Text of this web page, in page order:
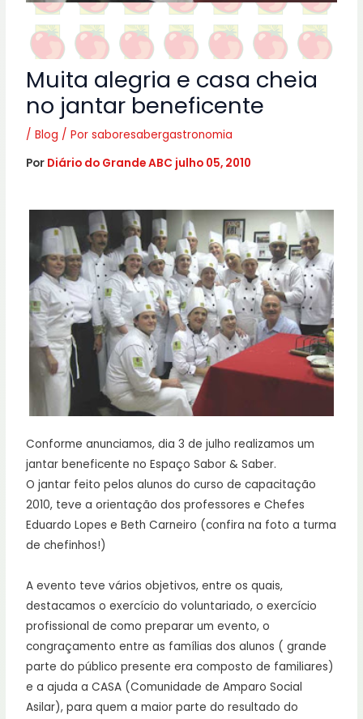
Muita alegria e casa cheia
no jantar beneficente
/Blog / Porsaboresabergastronomia
Por Diário do Grande ABC julho 05, 2010
Conforme anunciamos, dia 3 de julho realizamos um
jantar beneficente no Espaço Sabor & Saber.
O jantar feito pelos alunos do curso de capacitação
2010, teve a orientação dos professores e Chefes
Eduardo Lopes e Beth Carneiro (confira na foto a turma
de chefinhos!)
A evento teve vários objetivos, entre os quais,
destacamos o exercício do voluntariado, o exercício
profissional de como preparar um evento, o
congraçamento entre as famílias dos alunos ( grande
parte do público presente era composto de familiares)
e a ajuda a CASA (Comunidade de Amparo Social
Asilar), para quem a maior parte do resultado do